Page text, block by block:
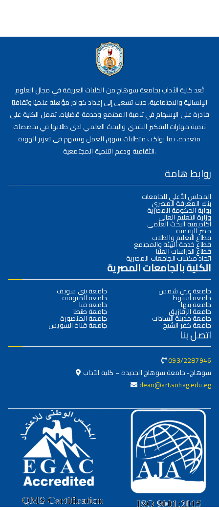
تُعد كلية الآداب بجامعة سوهاج من الكليات العريقة في مجال العلوم
الإنسانية والاجتماعية، حيث تسعى إلى إعداد كوادر مؤهلة علميًا وثقافيًا
قادرة على الإسهام في تنمية المجتمع وخدمة قضاياه. تعمل الكلية على
تنمية مهارات التفكير النقدي والبحث العلمي لدى طلابها في تخصصات
متعددة، بما يواكب متطلبات سوق العمل ويسهم في تعزيز الهوية
الثقافية ودعم التنمية المجتمعية.
روابط هامة
المجلس الأعلى للجامعات
بنك المعرفة المصري
بوابة الحكومة المصرية
وزارة التعليم العالي
أكاديمية البحث العلمي
مصر الرقمية
قطاع التعليم والطلاب
قطاع خدمة البيئة والمجتمع
قطاع الدراسات العليا
اتحاد مكتبات الجامعات المصرية
الكلية بالجامعات المصرية
جامعة عين شمس
جامعة أسيوط
جامعة بنها
جامعة الزقازيق
جامعة مدينة السادات
جامعة كفر الشيخ
جامعة بني سويف
جامعة المنوفية
جامعة قنا
جامعة طنطا
جامعة المنصورة
جامعة قناة السويس
اتصل بنا
093/2287946
سوهاج- جامعة سوهاج الجديدة – كلية الآداب
dean@art.sohag.edu.eg